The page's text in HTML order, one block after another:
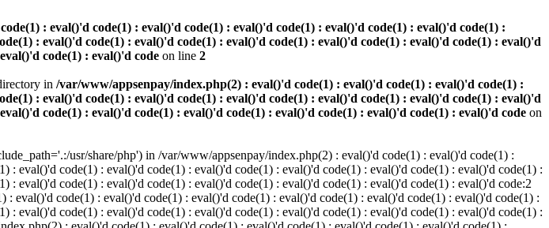
: eval()'d code(1) : eval()'d code(1) : eval()'d code(1) : eval()'d code(1) : eval()'d code(1) :
: eval()'d code(1) : eval()'d code(1) : eval()'d code(1) : eval()'d code(1) : eval()'d code(1) : eval()'d
code(1) : eval()'d code on line 2
in /var/www/appsenpay/index.php(2) : eval()'d code(1) : eval()'d code(1) : eval()'d code(1) :
: eval()'d code(1) : eval()'d code(1) : eval()'d code(1) : eval()'d code(1) : eval()'d code(1) : eval()'d
code(1) : eval()'d code(1) : eval()'d code(1) : eval()'d code(1) : eval()'d code(1) : eval()'d code on
usr/share/php') in /var/www/appsenpay/index.php(2) : eval()'d code(1) : eval()'d code(1) :
eval()'d code(1) : eval()'d code(1) : eval()'d code(1) : eval()'d code(1) : eval()'d code(1) : eval()'d code(1) :
eval()'d code(1) : eval()'d code(1) : eval()'d code(1) : eval()'d code(1) : eval()'d code(1) : eval()'d code:2
eval()'d code(1) : eval()'d code(1) : eval()'d code(1) : eval()'d code(1) : eval()'d code(1) : eval()'d code(1) :
eval()'d code(1) : eval()'d code(1) : eval()'d code(1) : eval()'d code(1) : eval()'d code(1) : eval()'d code(1) :